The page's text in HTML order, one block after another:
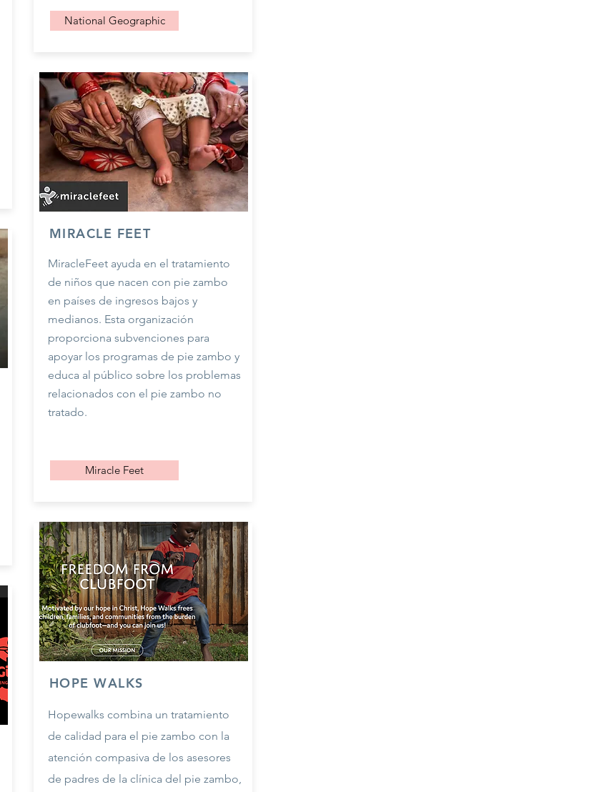
National Geographic
MIRACLE FEET
MiracleFeet ayuda en el tratamiento
de niños que nacen con pie zambo
en países de ingresos bajos y
medianos. Esta organización
proporciona subvenciones para
apoyar los programas de pie zambo y
educa al público sobre los problemas
relacionados con el pie zambo no
tratado.
Miracle Feet
HOPE WALKS
Hopewalks combina un tratamiento
de calidad para el pie zambo con la
atención compasiva de los asesores
de padres de la clínica del pie zambo,